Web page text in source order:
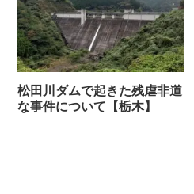
松田川ダムで起きた残虐非道
な事件について【栃木】